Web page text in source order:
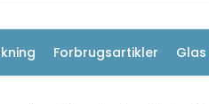
Forbrugsartikler